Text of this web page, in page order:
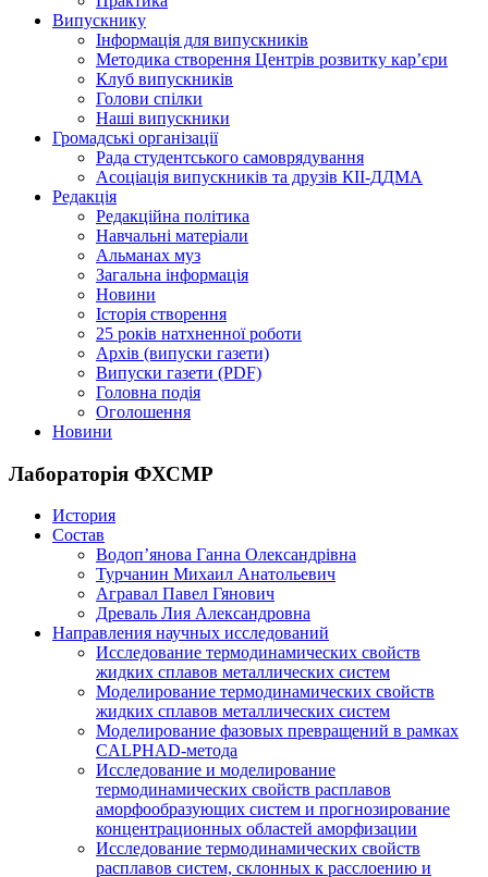
Випускнику
Інформація для випускників
Методика створення Центрів розвитку кар’єри
Клуб випускників
Голови спілки
Наші випускники
Громадські організації
Рада студентського самоврядування
Асоціація випускників та друзів КІІ-ДДМА
Редакція
Редакційна політика
Навчальні матеріали
Альманах муз
Загальна інформація
Новини
Історія створення
25 років натхненної роботи
Архів (випуски газети)
Випуски газети (PDF)
Головна подія
Оголошення
Новини
Лабораторія ФХСМР
История
Состав
Водоп’янова Ганна Олександрівна
Турчанин Михаил Анатольевич
Агравал Павел Гянович
Древаль Лия Александровна
Направления научных исследований
Исследование термодинамических свойств
жидких сплавов металлических систем
Моделирование термодинамических свойств
жидких сплавов металлических систем
Моделирование фазовых превращений в рамках
CALPHAD-метода
Исследование и моделирование
термодинамических свойств расплавов
аморфообразующих систем и прогнозирование
концентрационных областей аморфизации
Исследование термодинамических свойств
расплавов систем, склонных к расслоению и